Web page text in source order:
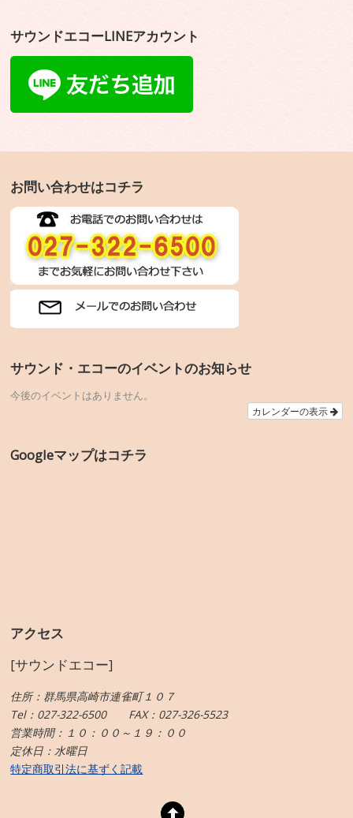
サウンドエコーLINEアカウント
お問い合わせはコチラ
サウンド・エコーのイベントのお知らせ
今後のイベントはありません。
カレンダーの表示
Googleマップはコチラ
アクセス
[サウンドエコー]
住所：群馬県高崎市連雀町１０７
Tel：027-322-6500 FAX：027-326-5523
営業時間：１０：００～１９：００
定休日：水曜日
特定商取引法に基ずく記載